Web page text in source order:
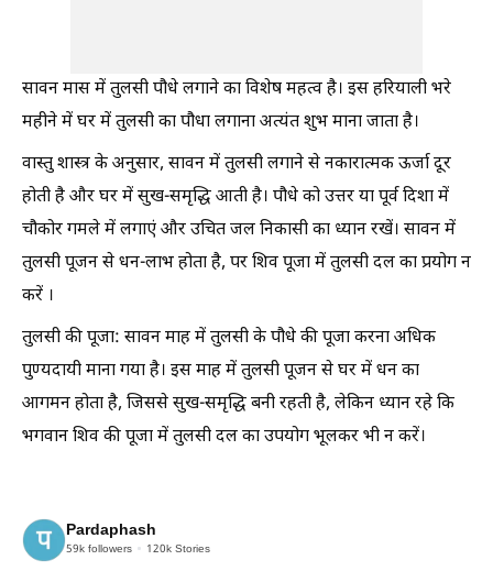
सावन मास में तुलसी पौधे लगाने का विशेष महत्व है। इस हरियाली भरे
महीने में घर में तुलसी का पौधा लगाना अत्यंत शुभ माना जाता है।
वास्तु शास्त्र के अनुसार, सावन में तुलसी लगाने से नकारात्मक ऊर्जा दूर
होती है और घर में सुख-समृद्धि आती है। पौधे को उत्तर या पूर्व दिशा में
चौकोर गमले में लगाएं और उचित जल निकासी का ध्यान रखें। सावन में
तुलसी पूजन से धन-लाभ होता है, पर शिव पूजा में तुलसी दल का प्रयोग न
करें ।
तुलसी की पूजा: सावन माह में तुलसी के पौधे की पूजा करना अधिक
पुण्यदायी माना गया है। इस माह में तुलसी पूजन से घर में धन का
आगमन होता है, जिससे सुख-समृद्धि बनी रहती है, लेकिन ध्यान रहे कि
भगवान शिव की पूजा में तुलसी दल का उपयोग भूलकर भी न करें।
Pardaphash
59k followers 120k Stories